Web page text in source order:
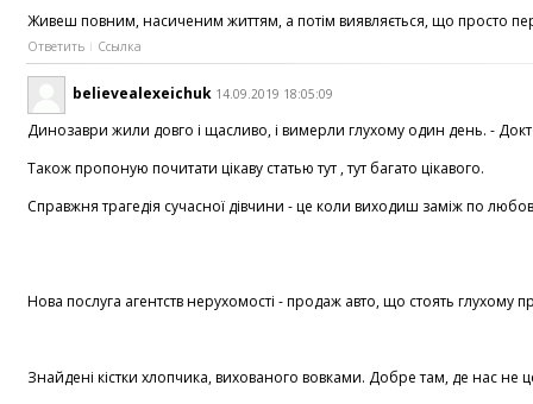
Живеш повним, насиченим життям, а потім виявляється, що просто
Ответить Ссылка
believealexeichuk 14.09.2019 18:05:09
Динозаври жили довго і щасливо, і вимерли глухому один день. -
Також пропоную почитати цікаву статью тут , тут багато цікавого.
Справжня трагедія сучасної дівчини - це коли виходиш заміж по
Нова послуга агентств нерухомості - продаж авто, що стоять
Знайдені кістки хлопчика, вихованого вовками. Добре там, де нас